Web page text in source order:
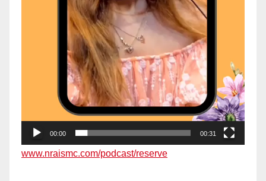
00:00 00:31
www.nraismc.com/podcast/reserve